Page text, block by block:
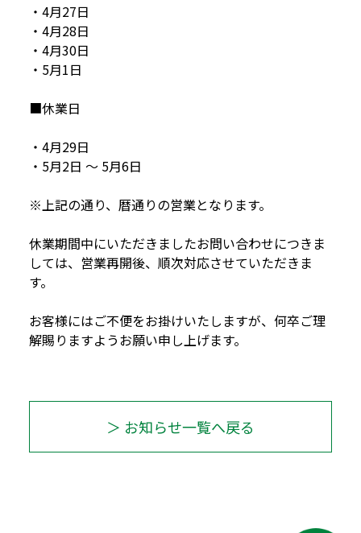
・4月27日
・4月28日
・4月30日
・5月1日
■休業日
・4月29日
・5月2日 ～ 5月6日
※上記の通り、暦通りの営業となります。
休業期間中にいただきましたお問い合わせにつきま
しては、営業再開後、順次対応させていただきま
す。
お客様にはご不便をお掛けいたしますが、何卒ご理
解賜りますようお願い申し上げます。
＞ お知らせ一覧へ戻る